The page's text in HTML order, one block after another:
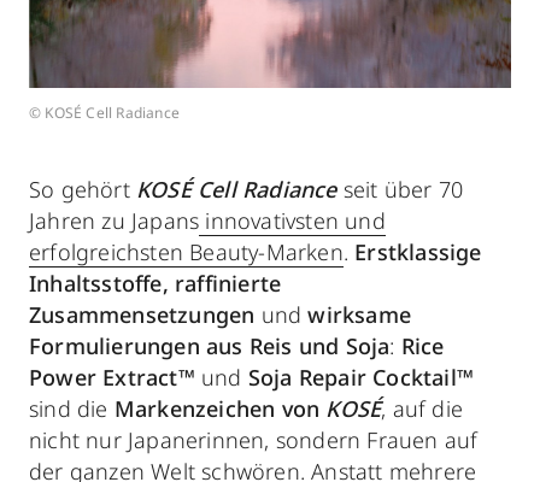
© KOSÉ Cell Radiance
So gehört KOSÉ Cell Radiance seit über 70
Jahren zu Japans innovativsten und
erfolgreichsten Beauty-Marken. Erstklassige
Inhaltsstoffe, raffinierte
Zusammensetzungen undwirksame
Formulierungen aus Reis und Soja: Rice
Power Extract™ und Soja Repair Cocktail™
sind die Markenzeichen von KOSÉ, auf die
nicht nur Japanerinnen, sondern Frauen auf
der ganzen Welt schwören. Anstatt mehrere